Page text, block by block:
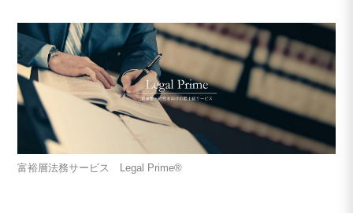
富裕層法務サービス Legal Prime®